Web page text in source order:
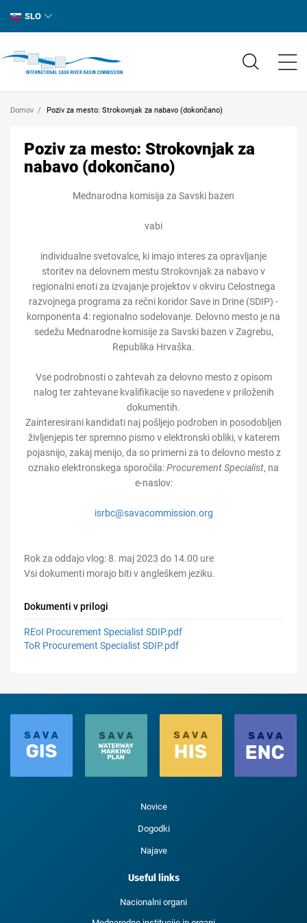
SLO
Domov Poziv za mesto: Strokovnjak za nabavo (dokončano)
Poziv za mesto: Strokovnjak za
nabavo (dokončano)
Mednarodna komisija za Savski bazen
vabi
individualne svetovalce, ki imajo interes za opravljanje
storitev na delovnem mestu Strokovnjak za nabavo v
regionalni enoti za izvajanje projektov v okviru Celostnega
razvojnega programa za rečni koridor Save in Drine (SDIP) -
komponenta 4: regionalno sodelovanje. Delovno mesto je na
sedežu Mednarodne komisije za Savski bazen v Zagrebu,
Republika Hrvaška.
Vse podrobnosti o zahtevah za delovno mesto z opisom
nalog ter zahtevane kvalifikacije so navedene v priloženih
dokumentih.
Zainteresirani kandidati naj pošljejo podroben in posodobljen
življenjepis ter spremno pismo v elektronski obliki, v katerem
pojasnijo, zakaj menijo, da so primerni za to delovno mesto z
oznako elektronskega sporočila:Procurement Specialist, na
e-naslov:
isrbc@savacommission.org
Rok za oddajo vlog: 8. maj 2023 do 14.00 ure
Vsi dokumenti morajo biti v angleškem jeziku.
Dokumenti v prilogi
REoI Procurement Specialist SDIP.pdf
ToR Procurement Specialist SDIP.pdf
Novice
Dogodki
Najave
Useful links
Nacionalni organi